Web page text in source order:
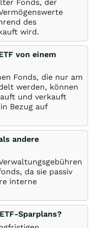
Fonds, der
des
wird.
von einem
Fonds, die nur am
werden, können
und verkauft
Bezug auf
andere
da sie passiv
interne
Sparplans?